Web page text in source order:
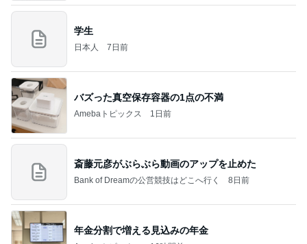
学生
日本人 7日前
バズった真空保存容器の1点の不満
Amebaトピックス 1日前
斎藤元彦がぶらぶら動画のアップを止めた
Bank of Dreamの公営競技はどこへ行く 8日前
年金分割で増える見込みの年金